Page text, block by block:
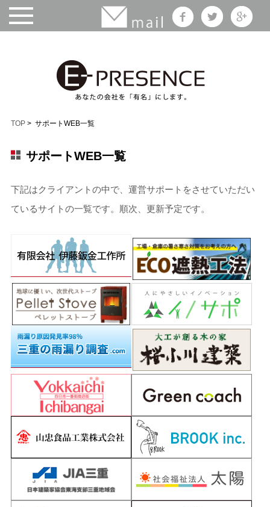
TOP> サポートWEB一覧
サポートWEB一覧
下記はクライアントの中で、運営サポートをさせていただい
ているサイトの一覧です。順次、更新予定です。